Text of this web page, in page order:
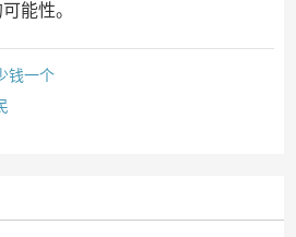
能性。
钱一个